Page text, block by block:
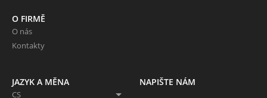
O FIRMĚ
O nás
Kontakty
JAZYK A MĚNA
CS
NAPIŠTE NÁM